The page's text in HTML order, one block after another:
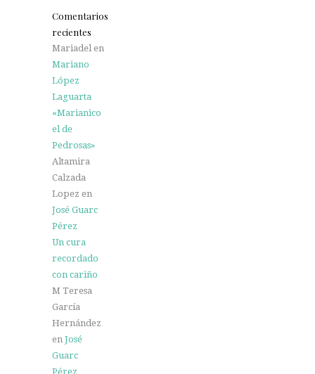
Comentarios
recientes
Mariadel en
Mariano
López
Laguarta
«Marianico
el de
Pedrosas»
Altamira
Calzada
Lopez en
José Guarc
Pérez
Un cura
recordado
con cariño
M Teresa
García
Hernández
en José
Guarc
Pérez